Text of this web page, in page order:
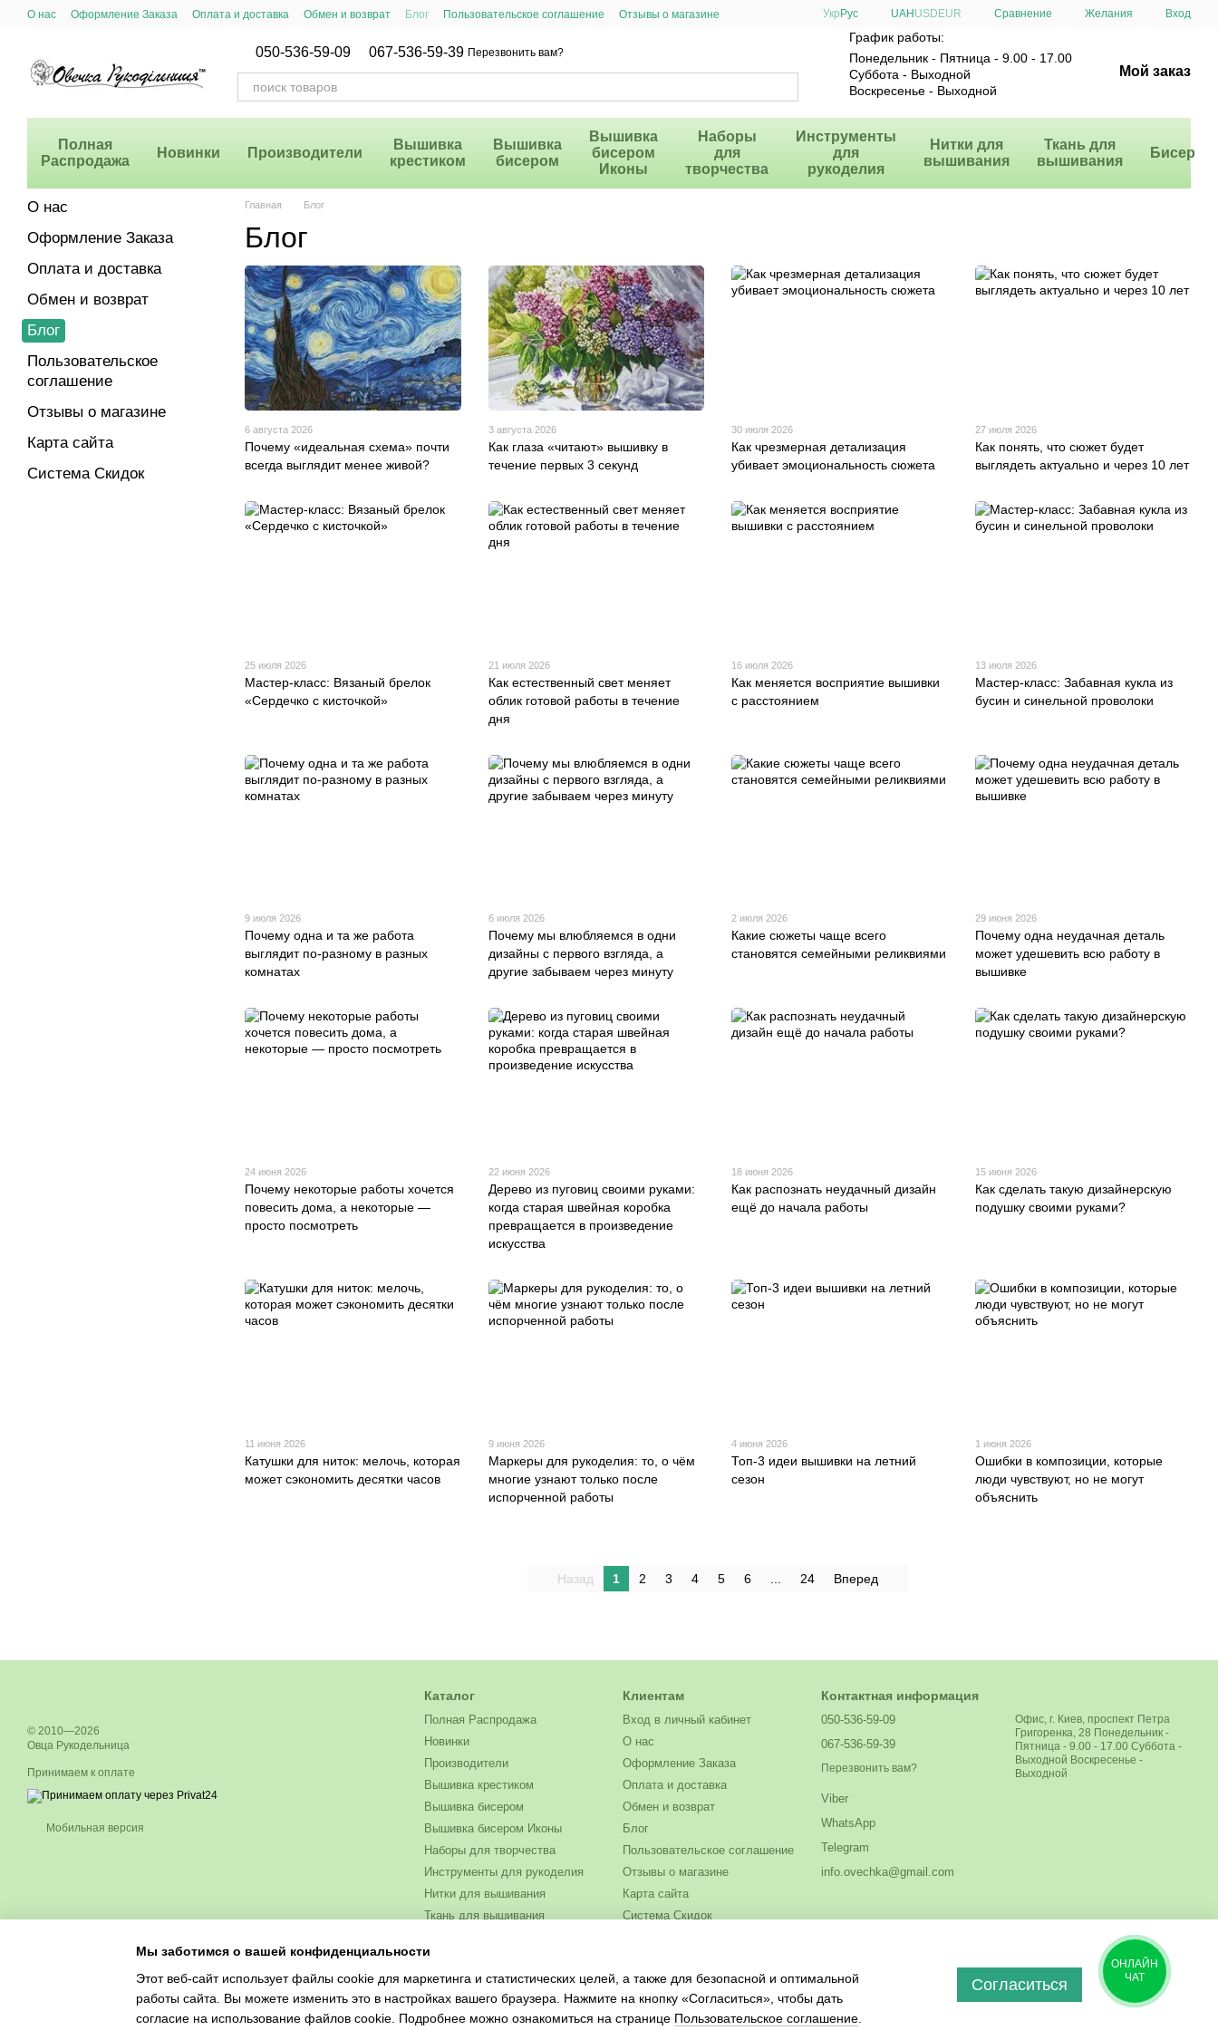
Перейти к основному контенту
О нас Оформление Заказа Оплата и доставка Обмен и возврат Блог Пользовательское соглашение
Отзывы о магазине
Укр Рус UAH USD EUR Сравнение Желания Вход
050-536-59-09 067-536-59-39 Перезвонить вам?
График работы:
Понедельник - Пятница - 9.00 - 17.00
Суббота - Выходной
Воскресенье - Выходной
Мой заказ
Полная
Распродажа
Новинки Производители
Вышивка
крестиком
Вышивка
бисером
Вышивка
бисером
Иконы
Наборы
для
творчества
Инструменты
для
рукоделия
Нитки для
вышивания
Ткань для
вышивания
Бисер
Главная Блог
Блог
6 августа 2026
Почему «идеальная схема» почти
всегда выглядит менее живой?
3 августа 2026
Как глаза «читают» вышивку в
течение первых 3 секунд
30 июля 2026
Как чрезмерная детализация
убивает эмоциональность сюжета
27 июля 2026
Как понять, что сюжет будет
выглядеть актуально и через 10 лет
25 июля 2026
Мастер-класс: Вязаный брелок
«Сердечко с кисточкой»
21 июля 2026
Как естественный свет меняет
облик готовой работы в течение
дня
16 июля 2026
Как меняется восприятие вышивки
с расстоянием
13 июля 2026
Мастер-класс: Забавная кукла из
бусин и синельной проволоки
9 июля 2026
Почему одна и та же работа
выглядит по-разному в разных
комнатах
6 июля 2026
Почему мы влюбляемся в одни
дизайны с первого взгляда, а
другие забываем через минуту
2 июля 2026
Какие сюжеты чаще всего
становятся семейными реликвиями
29 июня 2026
Почему одна неудачная деталь
может удешевить всю работу в
вышивке
24 июня 2026
Почему некоторые работы хочется
повесить дома, а некоторые —
просто посмотреть
22 июня 2026
Дерево из пуговиц своими руками:
когда старая швейная коробка
превращается в произведение
искусства
18 июня 2026
Как распознать неудачный дизайн
ещё до начала работы
15 июня 2026
Как сделать такую дизайнерскую
подушку своими руками?
11 июня 2026
Катушки для ниток: мелочь, которая
может сэкономить десятки часов
9 июня 2026
Маркеры для рукоделия: то, о чём
многие узнают только после
испорченной работы
4 июня 2026
Топ-3 идеи вышивки на летний
сезон
1 июня 2026
Ошибки в композиции, которые
люди чувствуют, но не могут
объяснить
Назад 1 2 3 4 5 6 24 Вперед
О нас
Оформление Заказа
Оплата и доставка
Обмен и возврат
Блог
Пользовательское
соглашение
Отзывы о магазине
Карта сайта
Система Скидок
© 2010—2026
Овца Рукодельница
Принимаем к оплате
Мобильная версия
Каталог
Полная Распродажа
Новинки
Производители
Вышивка крестиком
Вышивка бисером
Вышивка бисером Иконы
Наборы для творчества
Инструменты для рукоделия
Нитки для вышивания
Ткань для вышивания
Одежда и текстиль
Журналы для рукоделия
Клиентам
Вход в личный кабинет
О нас
Оформление Заказа
Оплата и доставка
Обмен и возврат
Блог
Пользовательское соглашение
Отзывы о магазине
Карта сайта
Система Скидок
Контактная информация
050-536-59-09
067-536-59-39
Перезвонить вам?
Viber
WhatsApp
Telegram
info.ovechka@gmail.com
Офис, г. Киев, проспект Петра
Григоренка, 28 Понедельник -
Пятница - 9.00 - 17.00 Суббота -
Выходной Воскресенье -
Выходной
Мы заботимся о вашей конфиденциальности
Этот веб-сайт использует файлы cookie для маркетинга и статистических целей, а также для безопасной и оптимальной
работы сайта. Вы можете изменить это в настройках вашего браузера. Нажмите на кнопку «Согласиться», чтобы дать
согласие на использование файлов cookie. Подробнее можно ознакомиться на странице Пользовательское соглашение
Согласиться
ОНЛАЙН
ЧАТ